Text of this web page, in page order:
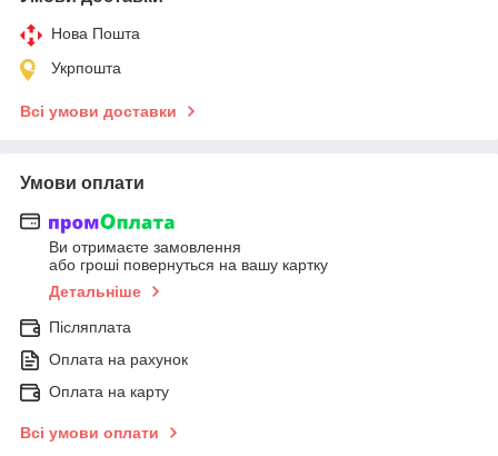
Нова Пошта
Укрпошта
Всі умови доставки
Умови оплати
Ви отримаєте замовлення
або гроші повернуться на вашу картку
Детальніше
Післяплата
Оплата на рахунок
Оплата на карту
Всі умови оплати